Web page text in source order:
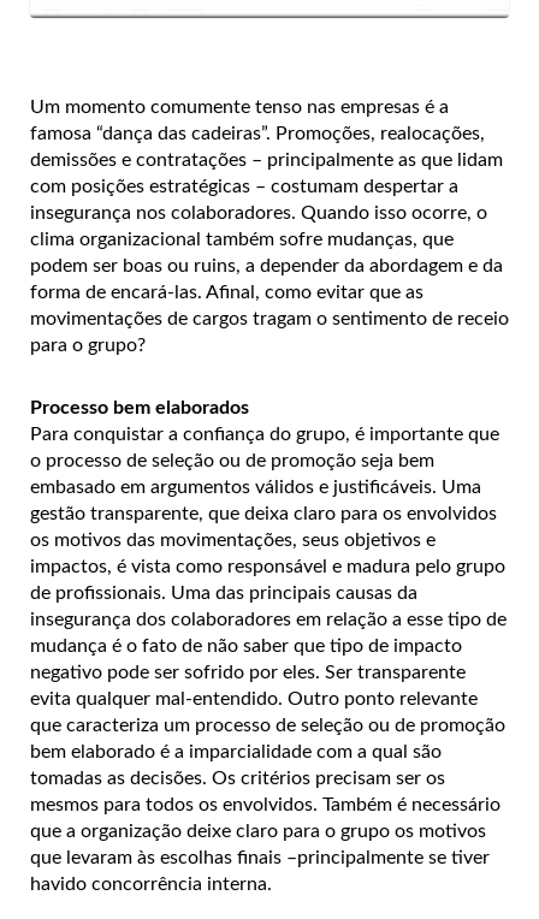
Um momento comumente tenso nas empresas é a
famosa “dança das cadeiras”. Promoções, realocações,
demissões e contratações – principalmente as que lidam
com posições estratégicas – costumam despertar a
insegurança nos colaboradores. Quando isso ocorre, o
clima organizacional também sofre mudanças, que
podem ser boas ou ruins, a depender da abordagem e da
forma de encará-las. Afinal, como evitar que as
movimentações de cargos tragam o sentimento de receio
para o grupo?
Processo bem elaborados
Para conquistar a confiança do grupo, é importante que
o processo de seleção ou de promoção seja bem
embasado em argumentos válidos e justificáveis. Uma
gestão transparente, que deixa claro para os envolvidos
os motivos das movimentações, seus objetivos e
impactos, é vista como responsável e madura pelo grupo
de profissionais. Uma das principais causas da
insegurança dos colaboradores em relação a esse tipo de
mudança é o fato de não saber que tipo de impacto
negativo pode ser sofrido por eles. Ser transparente
evita qualquer mal-entendido. Outro ponto relevante
que caracteriza um processo de seleção ou de promoção
bem elaborado é a imparcialidade com a qual são
tomadas as decisões. Os critérios precisam ser os
mesmos para todos os envolvidos. Também é necessário
que a organização deixe claro para o grupo os motivos
que levaram às escolhas finais –principalmente se tiver
havido concorrência interna.